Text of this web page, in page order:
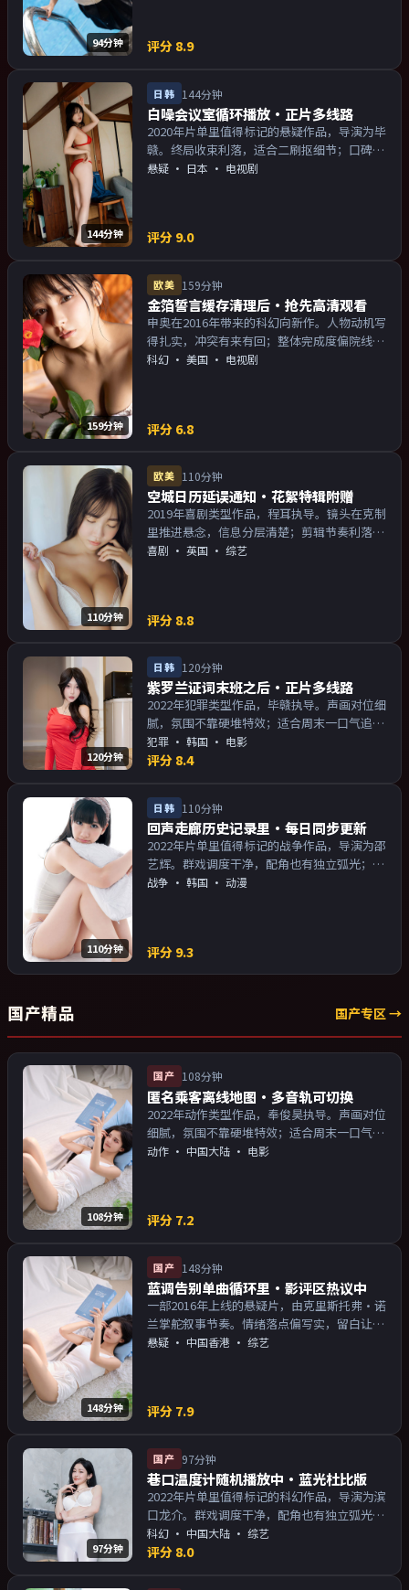
94分钟 评分 8.9
144分钟
日韩 144分钟
白噪会议室循环播放·正片多线路
2020年片单里值得标记的悬疑作品，导演为毕
赣。终局收束利落，适合二刷抠细节；口碑向
与娱乐性兼顾。主演以演技派为主，适合喜欢
悬疑 · 日本 · 电视剧
评分 9.0
159分钟
欧美 159分钟
金箔誓言缓存清理后·抢先高清观看
申奥在2016年带来的科幻向新作。人物动机写
得扎实，冲突有来有回；整体完成度偏院线质
感。主演以演技派为主，适合喜欢强叙事与人
科幻 · 美国 · 电视剧
评分 6.8
110分钟
欧美 110分钟
空城日历延误通知·花絮特辑附赠
2019年喜剧类型作品，程耳执导。镜头在克制
里推进悬念，信息分层清楚；剪辑节奏利落，
观感顺滑。主演以演技派为主，适合喜欢强叙
喜剧 · 英国 · 综艺
评分 8.8
120分钟
日韩 120分钟
紫罗兰证词末班之后·正片多线路
2022年犯罪类型作品，毕赣执导。声画对位细
腻，氛围不靠硬堆特效；适合周末一口气追
完。主演以演技派为主，适合喜欢强叙事与人
物关系的观众加入片单。
犯罪 · 韩国 · 电影
评分 8.4
110分钟
日韩 110分钟
回声走廊历史记录里·每日同步更新
2022年片单里值得标记的战争作品，导演为邵
艺辉。群戏调度干净，配角也有独立弧光；配
乐与画面气质统一。主演以演技派为主，适合
战争 · 韩国 · 动漫
评分 9.3
国产精品 国产专区 →
108分钟
国产 108分钟
匿名乘客离线地图·多音轨可切换
2022年动作类型作品，奉俊昊执导。声画对位
细腻，氛围不靠硬堆特效；适合周末一口气追
完。主演以演技派为主，适合喜欢强叙事与人
动作 · 中国大陆 · 电影
评分 7.2
148分钟
国产 148分钟
蓝调告别单曲循环里·影评区热议中
一部2016年上线的悬疑片，由克里斯托弗·诺
兰掌舵叙事节奏。情绪落点偏写实，留白让人
回味；片尾余韵足，讨论空间大。主演以演技
悬疑 · 中国香港 · 综艺
评分 7.9
97分钟
国产 97分钟
巷口温度计随机播放中·蓝光杜比版
2022年片单里值得标记的科幻作品，导演为滨
口龙介。群戏调度干净，配角也有独立弧光；
配乐与画面气质统一。主演以演技派为主，适
合喜欢强叙事与人物关系的观众加入片单。
科幻 · 中国大陆 · 综艺
评分 8.0